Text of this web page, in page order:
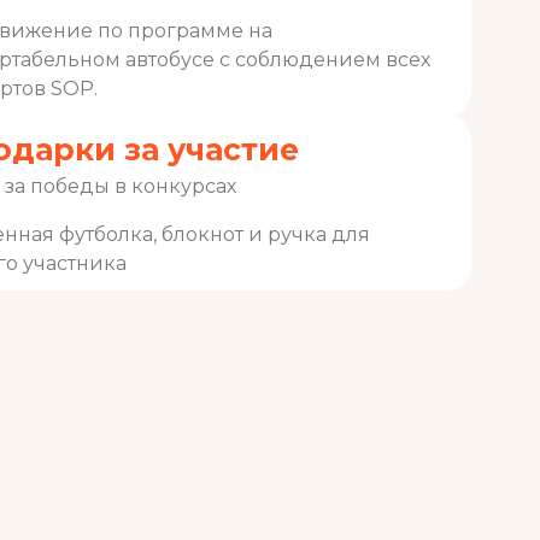
по программе на
автобусе с соблюдением всех
SOP.
за участие
победы в конкурсах
футболка, блокнот и ручка для
участника